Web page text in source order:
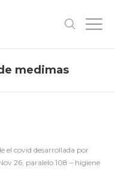
medimas
el covid desarrollada por
26, paralelo 108 – higiene